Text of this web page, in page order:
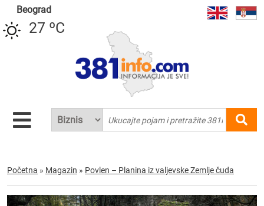
Beograd
27 ºC
Početna » Magazin » Povlen – Planina iz valjevske Zemlje čuda